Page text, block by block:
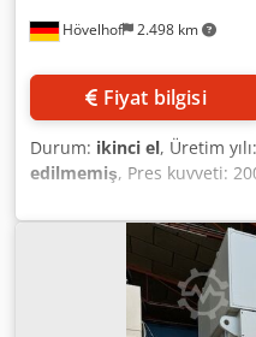
Hövelhof 2.498 km
Fiyat bilgisi
Durum: ikinci el, Üretim yılı:
edilmemiş, Pres kuvveti:
Koç stroku, sabit: 210 mm
(dakika): 20 - 60 Devir
Tahrik gücü: 24 kW Tabla
yüksekliği, strok aşağıda,
100 mm Koç sıkıştırma
sıkıştırma alanı: 600 x 600